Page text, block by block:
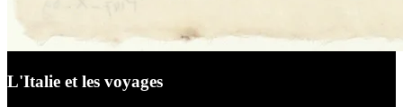
L'Italie et les voyages